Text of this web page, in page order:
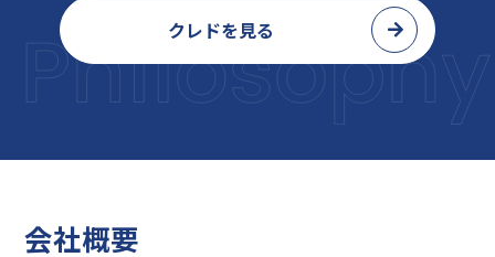
採用ソリューション事業
クレドを見る
会社概要